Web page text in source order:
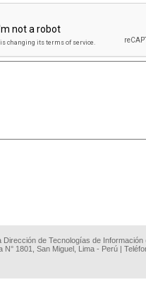
Dirección de Tecnologías de
N° 1801, San Miguel, Lima - Perú |